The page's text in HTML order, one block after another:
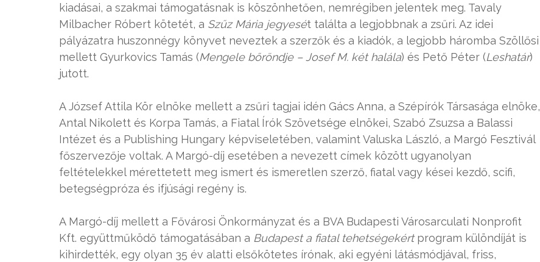
kiadásai, a szakmai támogatásnak is köszönhetően, nemrégiben jelentek meg. Tavaly
Milbacher Róbert kötetét, a Szűz Mária jegyesét találta a legjobbnak a zsűri. Az idei
pályázatra huszonnégy könyvet neveztek a szerzők és a kiadók, a legjobb háromba Szöllősi
mellett Gyurkovics Tamás (Mengele bőröndje – Josef M. két halála) és Pető Péter (Leshatár)
jutott.
A József Attila Kör elnöke mellett a zsűri tagjai idén Gács Anna, a Szépírók Társasága elnöke,
Antal Nikolett és Korpa Tamás, a Fiatal Írók Szövetsége elnökei, Szabó Zsuzsa a Balassi
Intézet és a Publishing Hungary képviseletében, valamint Valuska László, a Margó Fesztivál
főszervezője voltak. A Margó-díj esetében a nevezett címek között ugyanolyan
feltételekkel mérettetett meg ismert és ismeretlen szerző, fiatal vagy kései kezdő, scifi,
betegségpróza és ifjúsági regény is.
A Margó-díj mellett a Fővárosi Önkormányzat és a BVA Budapesti Városarculati Nonprofit
Kft. együttműködő támogatásában a Budapest a fiatal tehetségekértprogram különdíját is
kihirdették, egy olyan 35 év alatti elsőkötetes írónak, aki egyéni látásmódjával, friss,